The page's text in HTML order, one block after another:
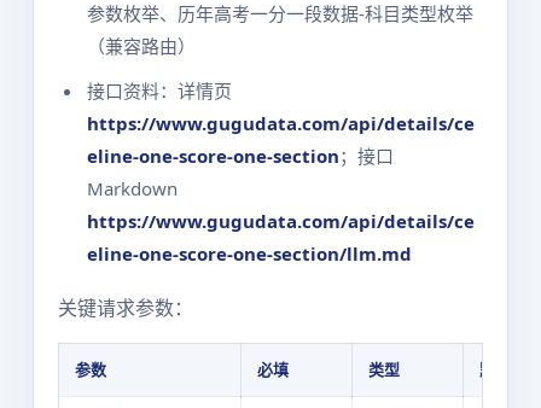
参数枚举、历年高考一分一段数据-科目类型枚举
（兼容路由）
接口资料：详情页
https://www.gugudata.com/api/details/ce
eline-one-score-one-section；接口
Markdown
https://www.gugudata.com/api/details/ce
eline-one-score-one-section/llm.md
关键请求参数：
参数 必填 类型 默认值